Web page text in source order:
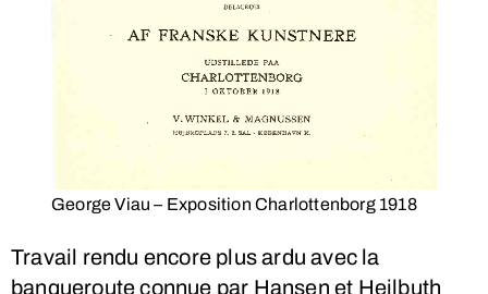
George Viau – Exposition Charlottenborg 1918
Travail rendu encore plus ardu avec la
banqueroute connue par Hansen et Heilbuth